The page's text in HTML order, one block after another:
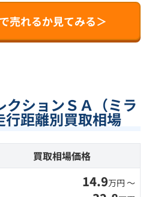
売れるか見てみる＞
クションＳＡ（ミラ
行距離別買取相場
買取相場価格
14.9万円 〜